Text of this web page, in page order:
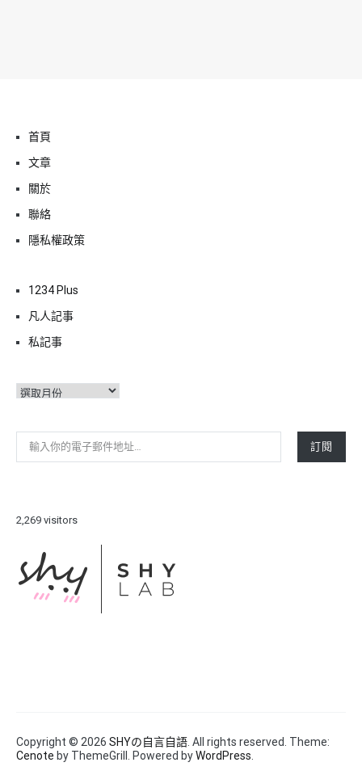
首頁
文章
關於
聯絡
隱私權政策
1234 Plus
凡人記事
私記事
彙
輸入你的電子郵件地址…
訂閱
2,269 visitors
Copyright © 2026 SHYの自言自語 . All rights reserved. Theme:
Cenote by ThemeGrill. Powered byWordPress